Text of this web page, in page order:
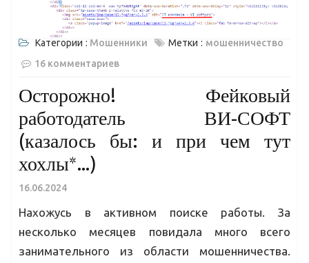
Категории : Мошенники Метки : мошенничество
16 комментариев
Осторожно! Фейковый
работодатель ВИ-СОФТ
(казалось бы: и при чем тут
хохлы*…)
16.06.2024
Нахожусь в активном поиске работы. За
несколько месяцев повидала много всего
занимательного из области мошенничества.